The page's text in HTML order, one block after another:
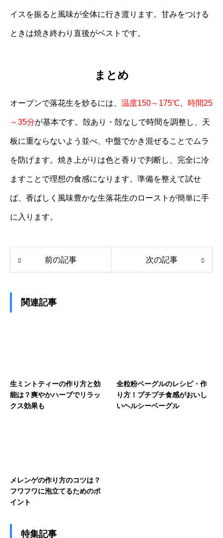
イスを振ると風味が全体に行き渡ります。甘みをつける
ときは焼き終わり直後がベストです。
まとめ
オーブンで落花生を炒るには、 温度150～175℃ 時間25
～35分が基本です。殻あり・殻なしで時間を調整し、天
板に重ならないよう並べ、中盤でかき混ぜることでムラ
を防げます。焼き上がりは色と香りで判断し、完全に冷
ますことで理想の食感になります。準備を整えて試せ
ば、香ばしく風味豊かな生落花生のローストが簡単に手
に入ります。
前の記事 次の記事
関連記事
生ミントティーの作り方と効
能は？爽やかハーブでリラッ
クス効果も
全粒粉ベーグルのレシピ・作
り方！プチプチ食感がおいし
いヘルシーベーグル
メレンゲの作り方のコツは？
フワフワに泡立てるためのポ
イント
特集記事